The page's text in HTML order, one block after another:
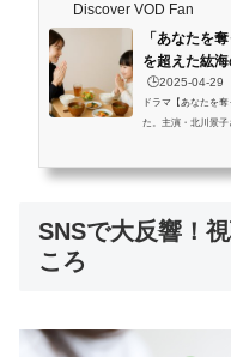
Discover VOD Fan
「あなたを
を超えた紘
🕒️2025-04-29
ドラマ【あなたを
た。主演・北川景
た第2話の考察3年後
SNSで大反響！
ころ